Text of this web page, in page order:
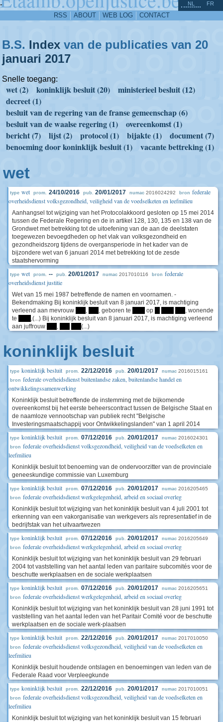
-
RSS ABOUT WEB LOG CONTACT
NL FR
B.S. Index van de publicaties van 20
januari 2017
Snelle toegang:
wet (2) koninklijk besluit (20)
ministerieel besluit (12)
decreet (1)
besluit van de regering van de franse gemeenschap (6)
besluit van de waalse regering (1)
overeenkomst (1)
bericht (7)
lijst (2) protocol (1) bijakte (1)
document (7)
benoeming door koninklijk besluit (1)
vacante bettreking (1)
wet
type wet prom. 24/10/2016 pub. 20/01/2017 numac 2016024292 bron federale
overheidsdienst volksgezondheid, veiligheid van de voedselketen en leefmilieu
Aanhangsel tot wijziging van het Protocolakkoord gesloten op 15 mei 2014
tussen de Federale Regering en de in artikel 128, 130, 135 en 138 van de
Grondwet met betrekking tot de uitoefening van de aan de deelstaten
toegewezen bevoegdheden op het vlak van volksgezondheid en
gezondheidszorg tijdens de overgansperiode in het kader van de
bijzondere wet van 6 januari 2014 met betrekking tot de zesde
staatshervorming
type wet prom. -- pub. 20/01/2017 numac 2017010116 bron federale
overheidsdienst justitie
Wet van 15 mei 1987 betreffende de namen en voornamen. -
Bekendmaking Bij koninklijk besluit van 8 januari 2017, is machtiging
verleend aan mevrouw
, , geboren te op
, wonende
te
,(...) Bij koninklijk besluit van 8 januari 2017, is machtiging verleend
aan juffrouw
, (...)
koninklijk besluit
type koninklijk besluit prom. 22/12/2016 pub. 20/01/2017 numac 2016015161
bron federale overheidsdienst buitenlandse zaken, buitenlandse handel en
ontwikkelingssamenwerking
Koninklijk besluit betreffende de instemming met de bijkomende
overeenkomst bij het eerste beheerscontract tussen de Belgische Staat en
de naamloze vennootschap van publiek recht "Belgische
Investeringsmaatschappij voor Ontwikkelingslanden" van 1 april 2014
type koninklijk besluit prom. 07/12/2016 pub. 20/01/2017 numac 2016024301
bron federale overheidsdienst volksgezondheid, veiligheid van de voedselketen en
leefmilieu
Koninklijk besluit tot benoeming van de ondervoorzitter van de provinciale
geneeskundige commissie van Luxemburg
type koninklijk besluit prom. 07/12/2016 pub. 20/01/2017 numac 2016205465
bron federale overheidsdienst werkgelegenheid, arbeid en sociaal overleg
Koninklijk besluit tot wijziging van het koninklijk besluit van 4 juli 2001 tot
erkenning van een vakorganisatie van werkgevers als representatief in de
bedrijfstak van het uitvaartwezen
type koninklijk besluit prom. 07/12/2016 pub. 20/01/2017 numac 2016205649
bron federale overheidsdienst werkgelegenheid, arbeid en sociaal overleg
Koninklijk besluit tot wijziging van het koninklijk besluit van 29 februari
2004 tot vaststelling van het aantal leden van paritaire subcomités voor de
beschutte werkplaatsen en de sociale werkplaatsen
type koninklijk besluit prom. 07/12/2016 pub. 20/01/2017 numac 2016205651
bron federale overheidsdienst werkgelegenheid, arbeid en sociaal overleg
Koninklijk besluit tot wijziging van het koninklijk besluit van 28 juni 1991 tot
vaststelling van het aantal leden van het Paritair Comité voor de beschutte
werkplaatsen en de sociale werk-plaatsen
type koninklijk besluit prom. 22/12/2016 pub. 20/01/2017 numac 2017010050
bron federale overheidsdienst volksgezondheid, veiligheid van de voedselketen en
leefmilieu
Koninklijk besluit houdende ontslagen en benoemingen van leden van de
Federale Raad voor Verpleegkunde
type koninklijk besluit prom. 22/12/2016 pub. 20/01/2017 numac 2017010051
bron federale overheidsdienst volksgezondheid, veiligheid van de voedselketen en
leefmilieu
Koninklijk besluit tot wijziging van het koninklijk besluit van 15 februari
^